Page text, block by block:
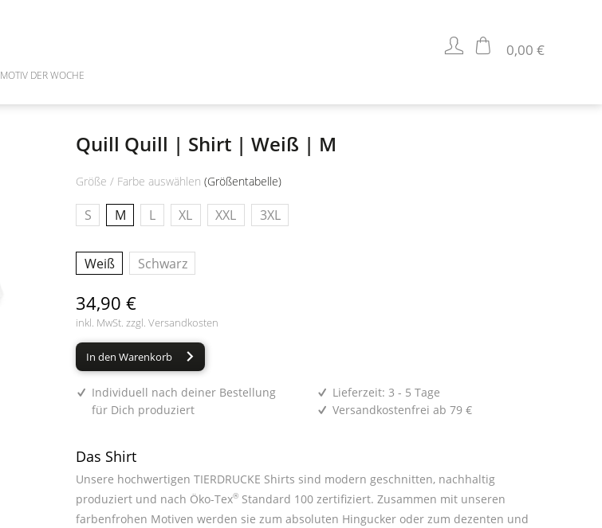
MOTIV DER WOCHE
0,00 €
Quill Quill | Shirt | Weiß | M
Größe / Farbe auswählen (Größentabelle)
S M L XL XXL 3XL
Weiß Schwarz
34,90 €
inkl. MwSt. zzgl. Versandkosten
In den Warenkorb
Individuell nach deiner Bestellung
für Dich produziert
Lieferzeit: 3 - 5 Tage
Versandkostenfrei ab 79 €
Das Shirt
Unsere hochwertigen TIERDRUCKE Shirts sind modern geschnitten, nachhaltig
produziert und nach Öko-Tex® Standard 100 zertifiziert. Zusammen mit unseren
farbenfrohen Motiven werden sie zum absoluten Hingucker oder zum dezenten und